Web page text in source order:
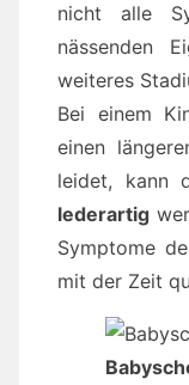
nicht alle
nässenden
weiteres
Bei einem
einen
leidet, kann
lederartig
Symptome
mit der Zeit